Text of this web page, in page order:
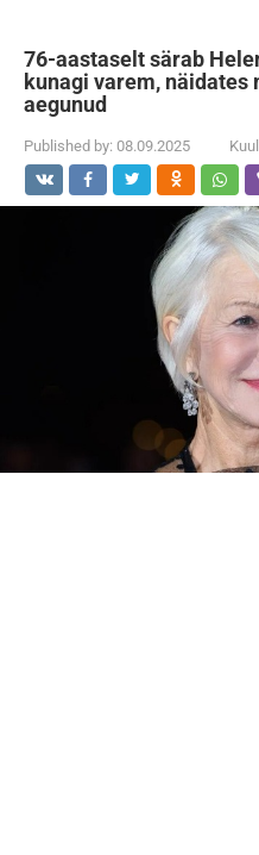
76-aastaselt särab
kunagi varem,
aegunud
Published by: 08.09.2025